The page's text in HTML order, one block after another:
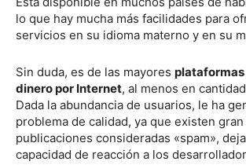
lo que hay mucha más facilidades para
servicios en su idioma materno y en su
Sin duda, es de las mayores
dinero por Internet, al menos en
Dada la abundancia de usuarios, le ha
problema de calidad, ya que existen
publicaciones consideradas «spam»,
capacidad de reacción a los